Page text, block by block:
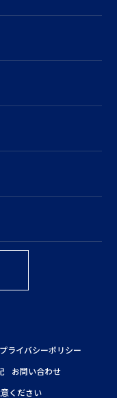
プライバシーポリシー
お問い合わせ
ください